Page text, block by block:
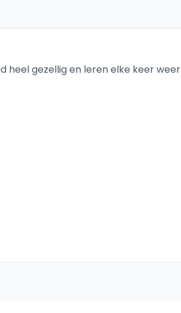
heel gezellig en leren elke keer weer